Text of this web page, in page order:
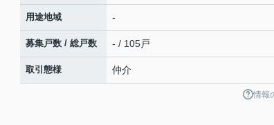
用途地域 -
募集戸数 / 総戸数 - / 105戸
取引態様 仲介
情報